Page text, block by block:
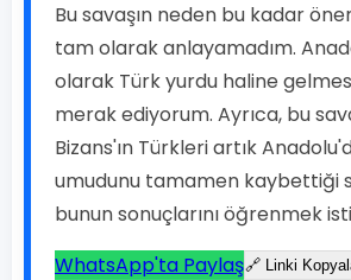
Bu savaşın neden bu kadar
tam olarak anlayamadım.
olarak Türk yurdu haline
merak ediyorum. Ayrıca, bu
Bizans'ın Türkleri artık
umudunu tamamen kaybettiği
bunun sonuçlarını öğrenmek
WhatsApp'ta Paylaş🔗 Linki